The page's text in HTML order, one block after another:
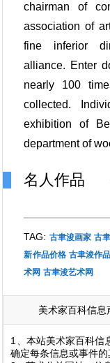
chairman of
association of
fine inferior
alliance. Enter
nearly 100
collected.
exhibition of
department of
名人作品
TAG: 古聿浚画家 古
新作品价格 古聿浚作
术网 古聿浚艺术网
美术家百科信息
1、本站美术家百科信
确定每条信息或事件的